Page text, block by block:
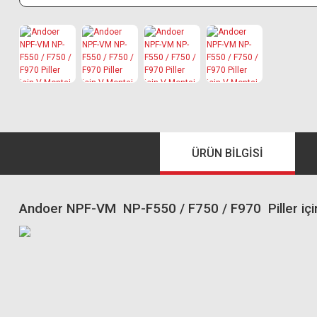
ÜRÜN BILGISI
Andoer NPF-VM NP-F550 / F750 / F970 Piller